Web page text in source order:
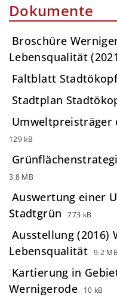
Dokumente
Broschüre
Lebensqualität
Faltblatt
Stadtplan
Umweltpreisträger
129 kB
3.8 MB
Auswertung einer
Stadtgrün
773 kB
Ausstellung (2016)
Lebensqualität 9.2 MB
Kartierung in
Wernigerode
10 kB